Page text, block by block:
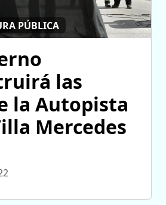
PÚBLICA
las
la Autopista
Mercedes